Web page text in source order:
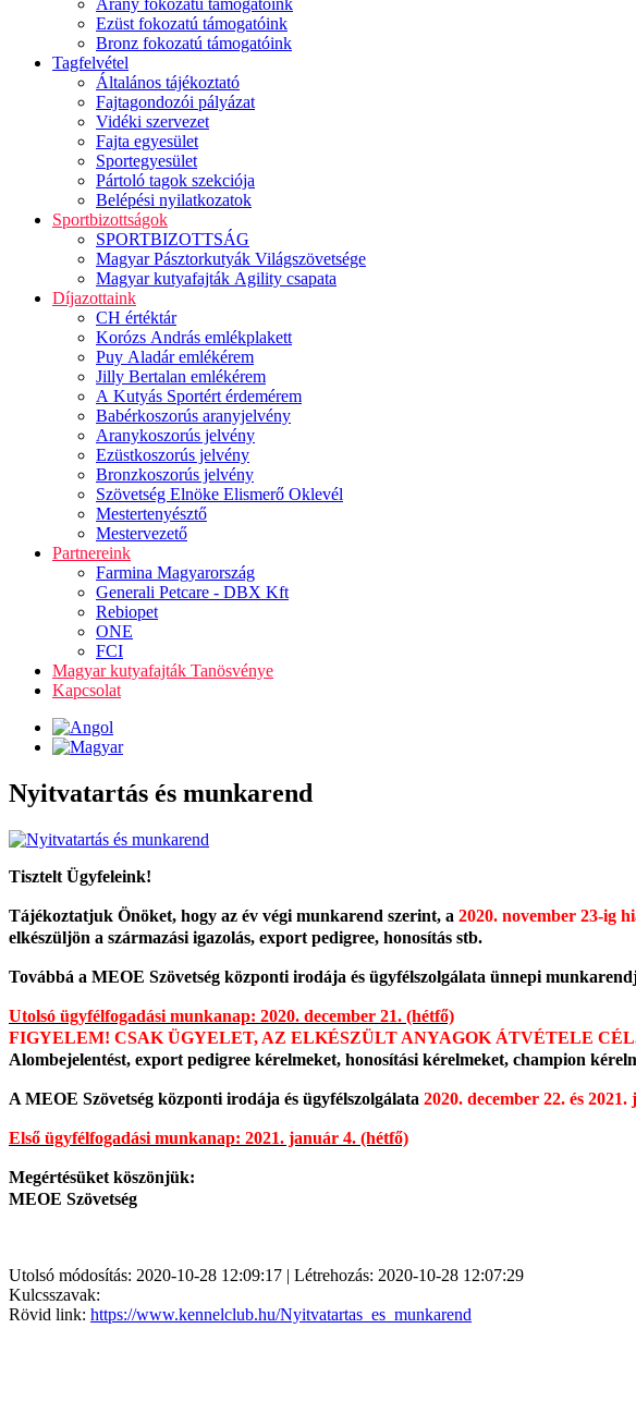
Arany fokozatú támogatóink
Ezüst fokozatú támogatóink
Bronz fokozatú támogatóink
Tagfelvétel
Általános tájékoztató
Fajtagondozói pályázat
Vidéki szervezet
Fajta egyesület
Sportegyesület
Pártoló tagok szekciója
Belépési nyilatkozatok
Sportbizottságok
SPORTBIZOTTSÁG
Magyar Pásztorkutyák Világszövetsége
Magyar kutyafajták Agility csapata
Díjazottaink
CH értéktár
Korózs András emlékplakett
Puy Aladár emlékérem
Jilly Bertalan emlékérem
A Kutyás Sportért érdemérem
Babérkoszorús aranyjelvény
Aranykoszorús jelvény
Ezüstkoszorús jelvény
Bronzkoszorús jelvény
Szövetség Elnöke Elismerő Oklevél
Mestertenyésztő
Mestervezető
Partnereink
Farmina Magyarország
Generali Petcare - DBX Kft
Rebiopet
ONE
FCI
Magyar kutyafajták Tanösvénye
Kapcsolat
Nyitvatartás és munkarend
Tisztelt Ügyfeleink!
Tájékoztatjuk Önöket, hogy az év végi munkarend szerint, a 2020. november 23-ig
elkészüljön a származási igazolás, export pedigree, honosítás stb.
Továbbá a MEOE Szövetség központi irodája és ügyfélszolgálata ünnepi
Utolsó ügyfélfogadási munkanap: 2020. december 21. (hétfő)
FIGYELEM! CSAK ÜGYELET, AZ ELKÉSZÜLT ANYAGOK ÁTVÉTELE
Alombejelentést, export pedigree kérelmeket, honosítási kérelmeket, champion
A MEOE Szövetség központi irodája és ügyfélszolgálata 2020. december 22. és
Első ügyfélfogadási munkanap: 2021. január 4. (hétfő)
Megértésüket köszönjük:
MEOE Szövetség
Utolsó módosítás: 2020-10-28 12:09:17 | Létrehozás: 2020-10-28 12:07:29
Kulcsszavak:
Rövid link: https://www.kennelclub.hu/Nyitvatartas_es_munkarend